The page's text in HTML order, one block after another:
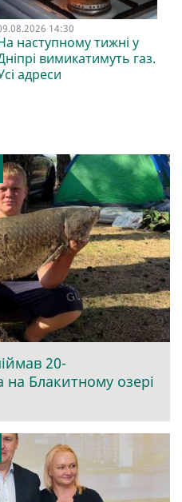
14:30
наступному тижні у
вимикатимуть газ.
адреси
20-
на Блакитному озері